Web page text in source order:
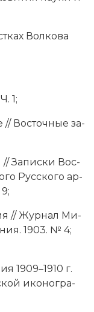
Вол­ко­ва
1;
// Вос­точ­ные за­
За­пис­ки Вос­
Рус­ско­го ар­
// Жур­нал Ми­
1903. № 4;
1909–1910 г.
ико­но­гра­